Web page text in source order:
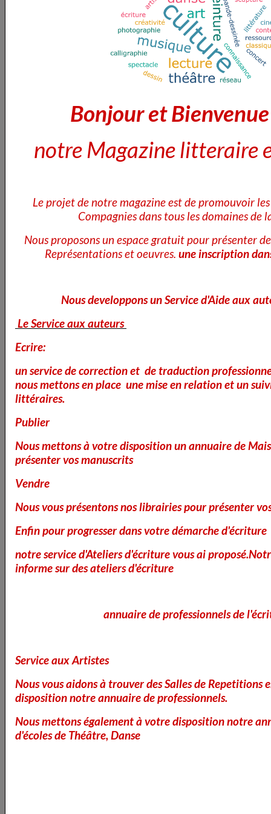
Aujourd'hui 26 Juillet
Les photos regionales
Le 26/07/2026
Aujourd'hui 1er Janvier
Recommandations de lectures actuelles
Le 26/07/2026
Bienvenue dans notre section
Recommandations de Lectures Actuelles
! Degemer mat e rann Kinnigoù Lennadenn
Diwezhañ !
Chaque semaine, nous sélectionnons pour vous des
Bonjour et
notre Magazine litteraire
Le projet de notre magazine est de promouvoir
Compagnies dans tous les domaines de
Nous proposons un espace gratuit pour présenter
Représentations et oeuvres. une inscription
Nous developpons un Service d'Aide aux
Le Service aux auteurs
Ecrire:
un service de correction et de traduction
nous mettons en place une mise en relation et un
littéraires.
Publier
Nous mettons à votre disposition un annuaire de
présenter vos manuscrits
Vendre
Nous vous présentons nos librairies pour présenter
Enfin pour progresser dans votre démarche d'écriture
notre service d'Ateliers d'écriture vous ai
informe sur des ateliers d'écriture
annuaire de professionnels de
Service aux Artistes
Nous vous aidons à trouver des Salles de Repetitions
disposition notre annuaire de professionnels.
Nous mettons également à votre disposition notre
d'écoles de Théâtre, Danse